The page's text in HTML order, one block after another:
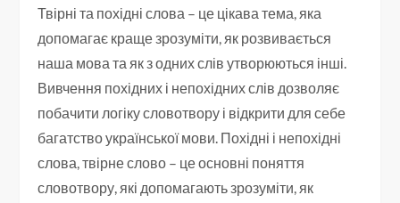
Твірні та похідні слова – це цікава тема, яка
допомагає краще зрозуміти, як розвивається
наша мова та як з одних слів утворюються інші.
Вивчення похідних і непохідних слів дозволяє
побачити логіку словотвору і відкрити для себе
багатство української мови. Похідні і непохідні
слова, твірне слово – це основні поняття
словотвору, які допомагають зрозуміти, як